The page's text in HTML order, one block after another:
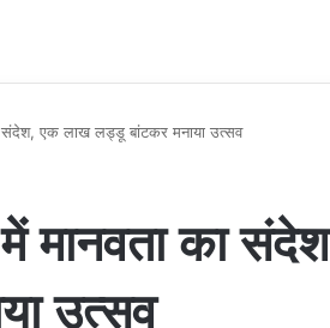
संदेश, एक लाख लड्डू बांटकर मनाया उत्सव
मानवता का
उत्सव